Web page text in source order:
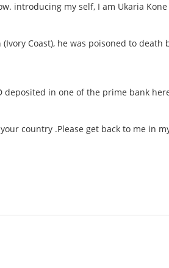
introducing my self, I am Ukaria
Coast), he was poisoned to death
deposited in one of the prime bank
country .Please get back to me in